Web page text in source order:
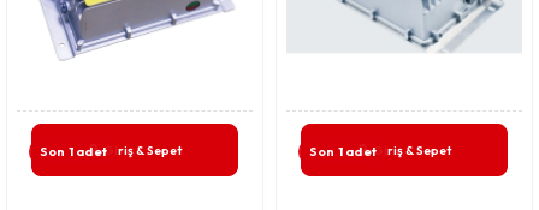
Son 1 adetGiriş & Sepet Son 1 adetGiriş & Sepet